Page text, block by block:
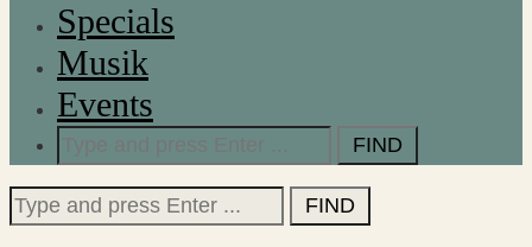
Specials
Musik
Events
for:
Search
for: